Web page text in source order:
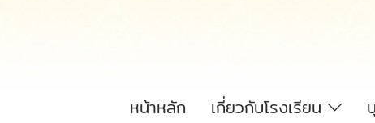
หน้าหลัก เกี่ยวกับโรงเรียน